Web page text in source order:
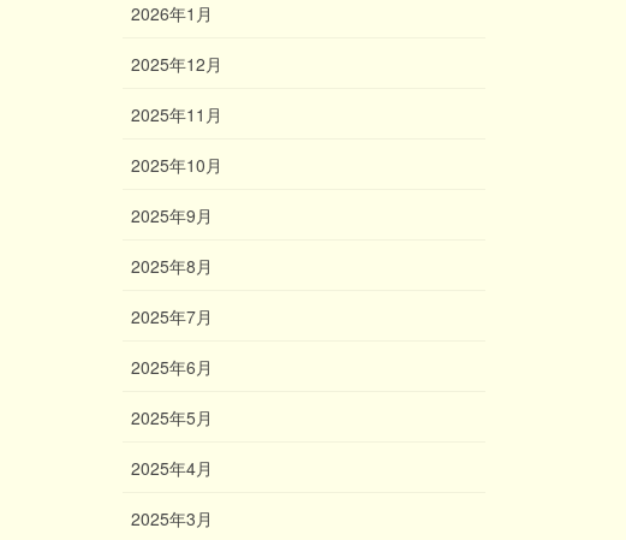
2026年1月
2025年12月
2025年11月
2025年10月
2025年9月
2025年8月
2025年7月
2025年6月
2025年5月
2025年4月
2025年3月